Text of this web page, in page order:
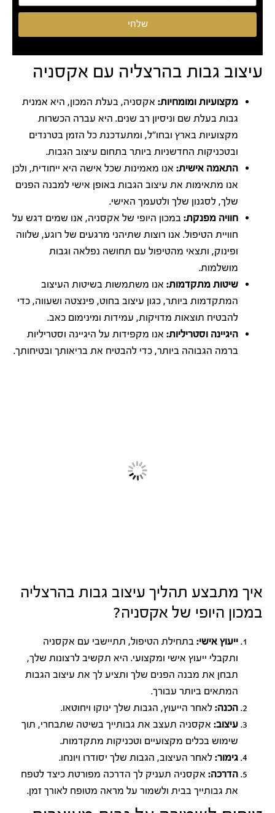
שלחי
עיצוב גבות בהרצליה עם אקסניה
מקצועיות ומומחיות: אקסניה, בעלת המכון, היא אמנית
גבות בעלת שם וניסיון רב שנים. היא עברה הכשרות
מקצועיות בארץ ובחו"ל, ומתעדכנת כל הזמן בטרנדים
ובטכניקות החדשניות ביותר בתחום עיצוב הגבות.
התאמה אישית: אנו מאמינות שכל אישה היא ייחודית, ולכן
אנו מתאימות את עיצוב הגבות באופן אישי למבנה הפנים
שלך, לסגנון שלך ולטעמך האישי.
חוויה מפנקת: במכון היופי של אקסניה, אנו שמים דגש על
חוויית הטיפול. אנו רוצות שתיהני מרגעים של רוגע, שלווה
ופינוק, ותצאי מהטיפול עם תחושה נפלאה וגבות
מושלמות.
שיטות מתקדמות: אנו משתמשות בשיטות העיצוב
המתקדמות ביותר, כגון עיצוב בחוט, פינצטה ושעווה, כדי
להבטיח תוצאות מדויקות, עמידות ומינימום כאב.
היגיינה וסטריליות: אנו מקפידות על היגיינה וסטריליות
ברמה הגבוהה ביותר, כדי להבטיח את בריאותך ובטיחותך.
איך מתבצע תהליך עיצוב גבות בהרצליה
במכון היופי של אקסניה?
ייעוץ אישי: בתחילת הטיפול, תתיישבי עם אקסניה
ותקבלי ייעוץ אישי ומקצועי. היא תקשיב לרצונות שלך,
תבחן את מבנה הפנים שלך ותציע לך את עיצוב הגבות
המתאים ביותר עבורך.
הכנה: לאחר הייעוץ, הגבות שלך ינוקו ויחוטאו.
עיצוב: אקסניה תעצב את גבותייך בשיטה שתבחרי, תוך
שימוש בכלים מקצועיים וטכניקות מתקדמות.
גימור: לאחר העיצוב, הגבות שלך יסודרו ויונחו.
הדרכה: אקסניה תעניק לך הדרכה מפורטת כיצד לטפח
את גבותייך בבית ולשמור על מראה מטופח לאורך זמן.